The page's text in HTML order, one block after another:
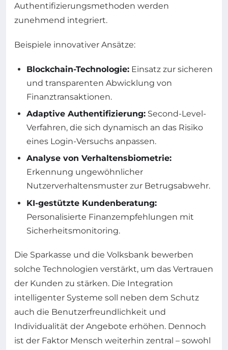
Authentifizierungsmethoden werden
zunehmend integriert.
Beispiele innovativer Ansätze:
Blockchain-Technologie: Einsatz zur sicheren
und transparenten Abwicklung von
Finanztransaktionen.
Adaptive Authentifizierung: Second-Level-
Verfahren, die sich dynamisch an das Risiko
eines Login-Versuchs anpassen.
Analyse von Verhaltensbiometrie:
Erkennung ungewöhnlicher
Nutzerverhaltensmuster zur Betrugsabwehr.
KI-gestützte Kundenberatung:
Personalisierte Finanzempfehlungen mit
Sicherheitsmonitoring.
Die Sparkasse und die Volksbank bewerben
solche Technologien verstärkt, um das Vertrauen
der Kunden zu stärken. Die Integration
intelligenter Systeme soll neben dem Schutz
auch die Benutzerfreundlichkeit und
Individualität der Angebote erhöhen. Dennoch
ist der Faktor Mensch weiterhin zentral – sowohl